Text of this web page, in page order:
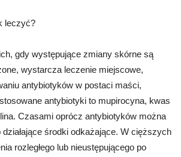
leczyć?
gdy występujące zmiany skórne są
wystarcza leczenie miejscowe,
antybiotyków w postaci maści,
antybiotyki to mupirocyna, kwas
Czasami oprócz antybiotyków można
środki odkażające. W cięższych
rozległego lub nieustępującego po